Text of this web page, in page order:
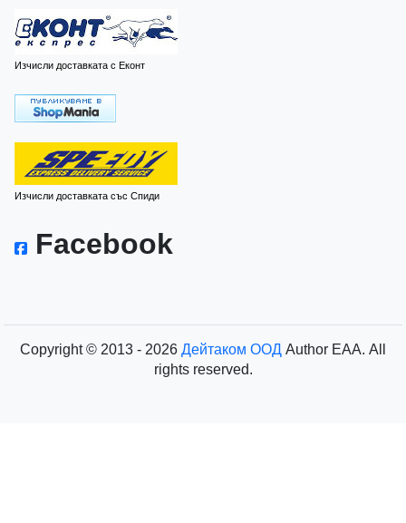
Изчисли доставката с Еконт
Изчисли доставката със Спиди
Facebook
Copyright © 2013 - 2026 Дейтаком ООД Author EAA. All
rights reserved.